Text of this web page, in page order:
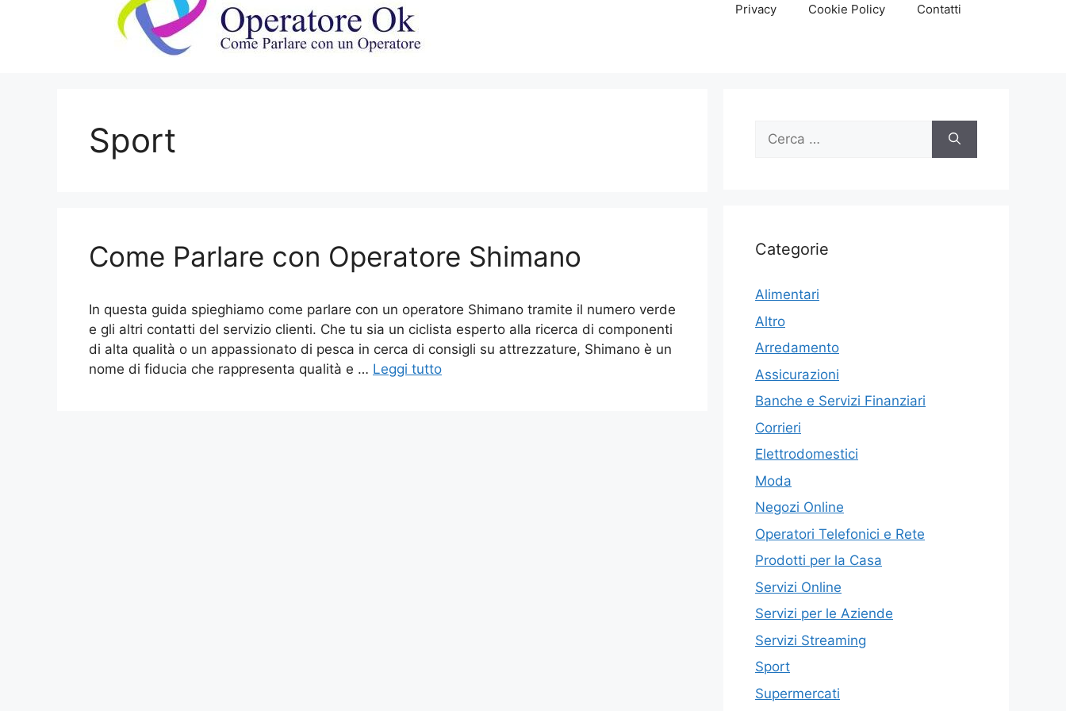
Privacy Cookie Policy Contatti
Sport
Come Parlare con Operatore Shimano
In questa guida spieghiamo come parlare con un operatore Shimano tramite il numero verde
e gli altri contatti del servizio clienti. Che tu sia un ciclista esperto alla ricerca di componenti
di alta qualità o un appassionato di pesca in cerca di consigli su attrezzature, Shimano è un
nome di fiducia che rappresenta qualità e … Leggi tutto
Ricerca
Categorie
Alimentari
Altro
Arredamento
Assicurazioni
Banche e Servizi Finanziari
Corrieri
Elettrodomestici
Moda
Negozi Online
Operatori Telefonici e Rete
Prodotti per la Casa
Servizi Online
Servizi per le Aziende
Servizi Streaming
Sport
Supermercati